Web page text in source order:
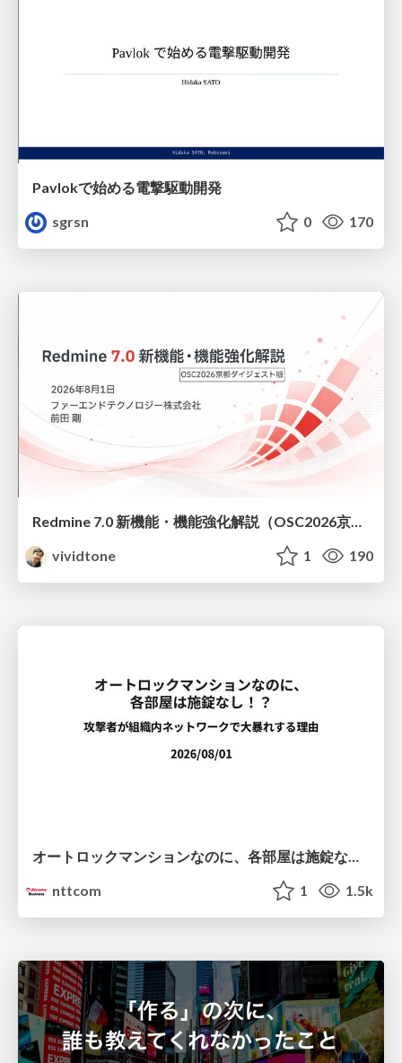
Pavlokで始める電撃駆動開発
sgrsn
0 170
Redmine 7.0 新機能・機能強化解説（OSC2026京都ダイジェスト版）
vividtone
1 190
オートロックマンションなのに、各部屋は施錠なし！？ 攻撃者が組織内ネットワークで大暴れする理由 / The Front Door Is Locked, but the Rooms Are Wide Open: Why Attackers Move Freely Inside Enterprise Networks
nttcom
1 1.5k